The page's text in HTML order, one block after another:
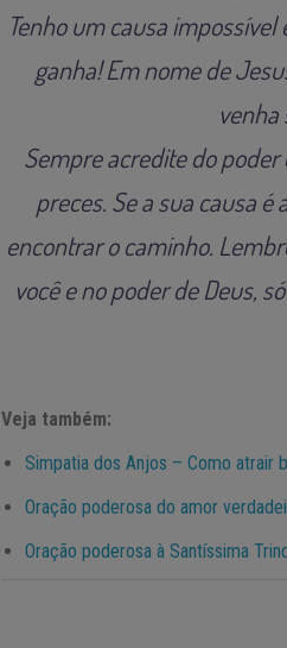
Tenho um causa
ganha! Em nome de
Sempre acredite do poder
preces. Se a sua causa
encontrar o caminho.
você e no poder de Deus,
Veja também:
Simpatia dos Anjos – Como atrair
Oração poderosa do amor
Oração poderosa à Santíssima